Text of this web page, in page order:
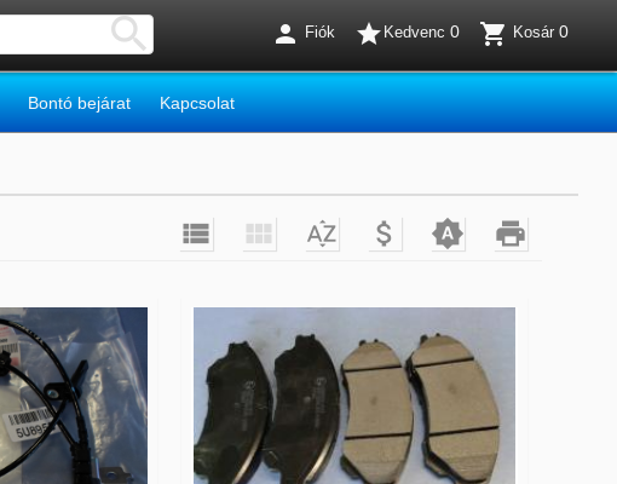
Bontó bejárat Kapcsolat
  Fiók  Kedvenc 0  Kosár 0
     